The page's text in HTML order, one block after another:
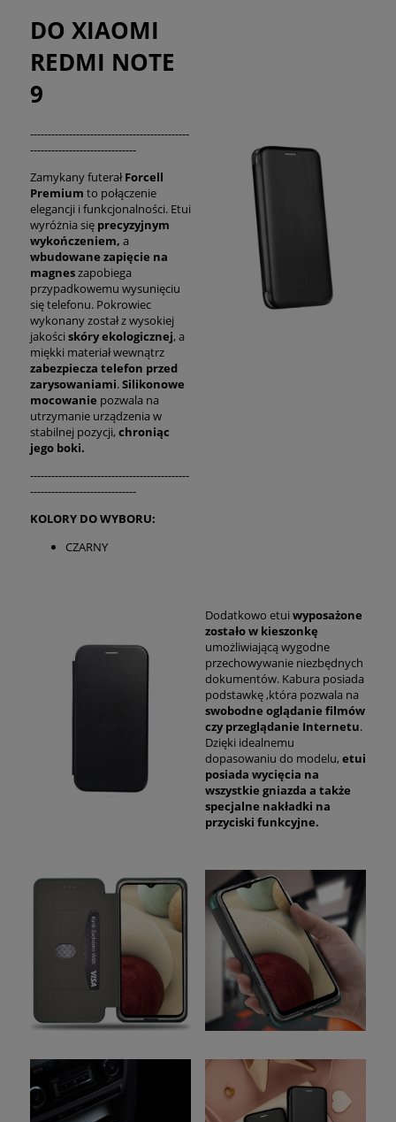
DO XIAOMI
REDMI NOTE
9
---------------------------------------------
------------------------------
Zamykany futerałForcell
Premium to połączenie
elegancji i funkcjonalności. Etui
wyróżnia się precyzyjnym
wykończeniem, a
wbudowane zapięcie na
magneszapobiega
przypadkowemu wysunięciu
się telefonu. Pokrowiec
wykonany został z wysokiej
jakości skóry ekologicznej, a
miękki materiał wewnątrz
zabezpiecza telefon przed
zarysowaniami.Silikonowe
mocowanie pozwala na
utrzymanie urządzenia w
stabilnej pozycji, chroniąc
jego boki.
---------------------------------------------
------------------------------
KOLORY DO WYBORU:
CZARNY
Dodatkowo etui wyposażone
zostało w kieszonkę
umożliwiającą wygodne
przechowywanie niezbędnych
dokumentów. Kabura posiada
podstawkę ,która pozwala na
swobodne oglądanie filmów
czy przeglądanie Internetu.
Dzięki idealnemu
dopasowaniu do modelu, etui
posiada wycięcia na
wszystkie gniazda a także
specjalne nakładki na
przyciski funkcyjne.